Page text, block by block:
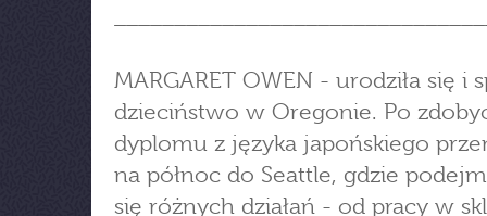
MARGARET OWEN - urodziła się i
dzieciństwo w Oregonie. Po
dyplomu z języka japońskiego
na północ do Seattle, gdzie
się różnych działań - od pracy w